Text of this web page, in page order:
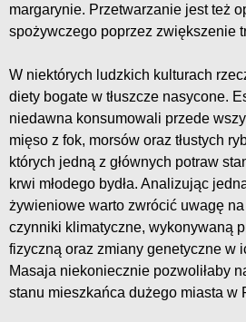
margarynie. Przetwarzanie jest też
spożywczego poprzez zwiększenie
W niektórych ludzkich kulturach
diety bogate w tłuszcze nasycone.
niedawna konsumowali przede
mięso z fok, morsów oraz tłustych
których jedną z głównych potraw
krwi młodego bydła. Analizując
żywieniowe warto zwrócić uwagę
czynniki klimatyczne, wykonywaną
fizyczną oraz zmiany genetyczne w
Masaja niekoniecznie pozwoliłaby
stanu mieszkańca dużego miasta w